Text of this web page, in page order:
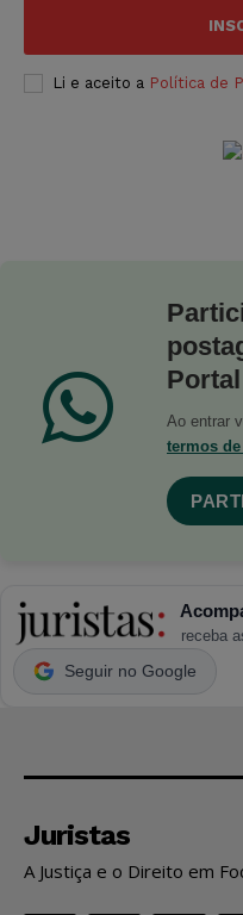
Li e aceito a Política de
Ao entrar
termos
receba
Seguir no Google
Juristas
A Justiça e o Direito em